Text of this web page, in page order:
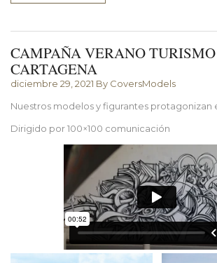
CAMPAÑA VERANO TURISMO
CARTAGENA
diciembre 29, 2021 By CoversModels
Nuestros modelos y figurantes protagonizan
Dirigido por 100×100 comunicación